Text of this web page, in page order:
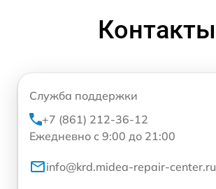
Контакты
Служба поддержки
+7 (861) 212-36-12
Ежедневно с 9:00 до 21:00
info@krd.midea-repair-center.ru